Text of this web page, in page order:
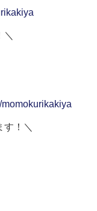
＼
す！＼